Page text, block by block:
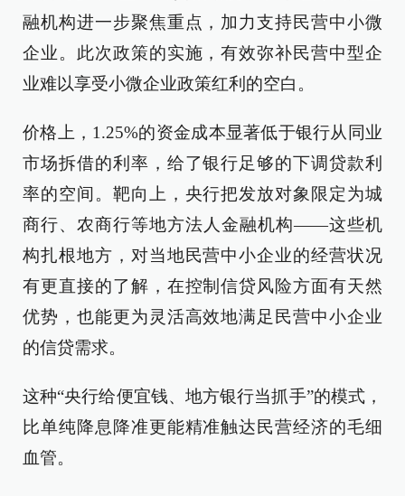
融机构进一步聚焦重点，加力支持民营中小微
企业。此次政策的实施，有效弥补民营中型企
业难以享受小微企业政策红利的空白。
价格上，1.25%的资金成本显著低于银行从同业
市场拆借的利率，给了银行足够的下调贷款利
率的空间。靶向上，央行把发放对象限定为城
商行、农商行等地方法人金融机构——这些机
构扎根地方，对当地民营中小企业的经营状况
有更直接的了解，在控制信贷风险方面有天然
优势，也能更为灵活高效地满足民营中小企业
的信贷需求。
这种“央行给便宜钱、地方银行当抓手”的模式，
比单纯降息降准更能精准触达民营经济的毛细
血管。